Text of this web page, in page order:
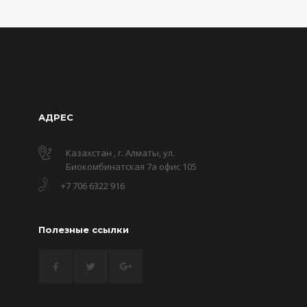
АДРЕС
Казахстан , г. Алматы, ул.
Биокомбинатская 7а офис 105
+7 706 6322 916
Полезные ссылки